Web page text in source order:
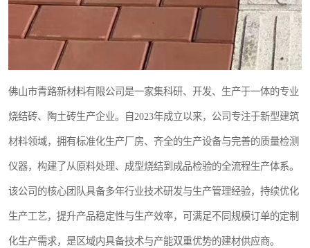
佛山市青路新材料有限公司是一家集科研、开发、生产于一体的专业
烧结砖、陶土砖生产企业。自2023年成立以来，公司专注于新型建筑
材料领域，拥有标准化生产厂房、齐全的生产设备与完善的质量检测
仪器，构建了从原料处理、成型烧结到成品检验的全流程生产体系。
该公司的核心团队具备多年行业技术研发与生产管理经验，持续优化
生产工艺，提升产品稳定性与生产效率，可满足不同规模订单的定制
化生产需求，是区域内具备技术与产能双重优势的建材供应商。